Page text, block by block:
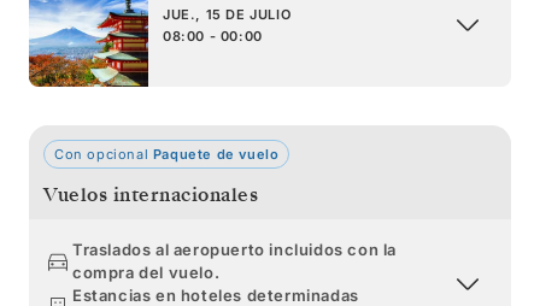
JUE., 15 DE JULIO
08:00 - 00:00
Con opcional Paquete de vuelo
Vuelos internacionales
Traslados al aeropuerto incluidos con la
compra del vuelo.
Estancias en hoteles determinadas